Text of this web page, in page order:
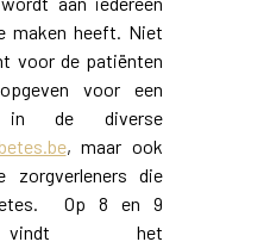
maken heeft. Niet
voor de patiënten
voor een
in de diverse
, maar ook
zorgverleners die
Op 8 en 9
vindt het